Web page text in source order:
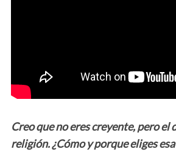
Creo que no eres creyente, pero el
religión. ¿Cómo y porque eliges